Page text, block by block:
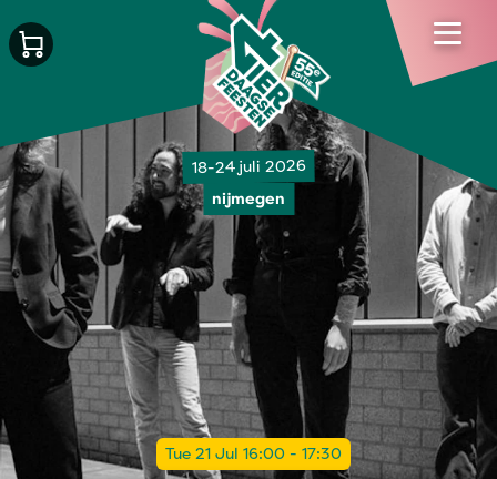
18-24 juli 2026
nijmegen
Tue 21 Jul 16:00 - 17:30